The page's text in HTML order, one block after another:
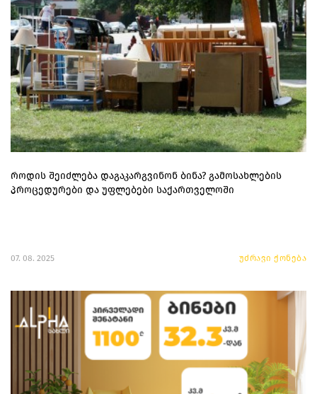
როდის შეიძლება დაგაკარგვინონ ბინა? გამოსახლების
პროცედურები და უფლებები საქართველოში
07. 08. 2025 უძრავი ქონება